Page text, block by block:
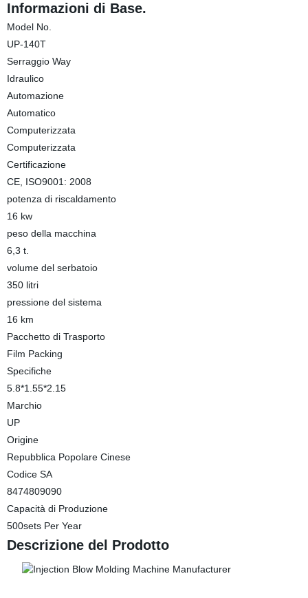
Informazioni di Base.
Model No.
UP-140T
Serraggio Way
Idraulico
Automazione
Automatico
Computerizzata
Computerizzata
Certificazione
CE, ISO9001: 2008
potenza di riscaldamento
16 kw
peso della macchina
6,3 t.
volume del serbatoio
350 litri
pressione del sistema
16 km
Pacchetto di Trasporto
Film Packing
Specifiche
5.8*1.55*2.15
Marchio
UP
Origine
Repubblica Popolare Cinese
Codice SA
8474809090
Capacità di Produzione
500sets Per Year
Descrizione del Prodotto